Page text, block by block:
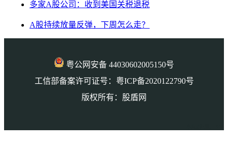
多家A股公司：收到美国关税退税
A股持续放量反弹，下周怎么走？
粤公网安备 44030602005150号
工信部备案许可证号：粤ICP备2020122790号
版权所有：股盾网